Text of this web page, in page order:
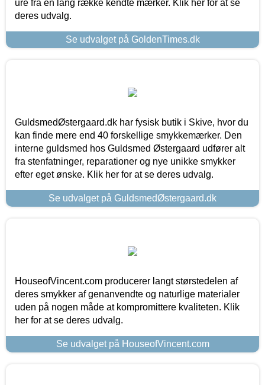
ure fra en lang række kendte mærker. Klik her for at se
deres udvalg.
Se udvalget på GoldenTimes.dk
GuldsmedØstergaard.dk har fysisk butik i Skive, hvor du
kan finde mere end 40 forskellige smykkemærker. Den
interne guldsmed hos Guldsmed Østergaard udfører alt
fra stenfatninger, reparationer og nye unikke smykker
efter eget ønske. Klik her for at se deres udvalg.
Se udvalget på GuldsmedØstergaard.dk
HouseofVincent.com producerer langt størstedelen af
deres smykker af genanvendte og naturlige materialer
uden på nogen måde at kompromittere kvaliteten. Klik
her for at se deres udvalg.
Se udvalget på HouseofVincent.com